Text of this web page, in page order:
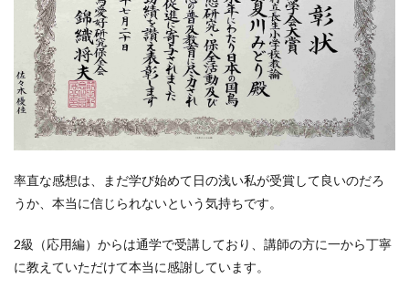
率直な感想は、まだ学び始めて日の浅い私が受賞して良いのだろ
うか、本当に信じられないという気持ちです。
2級（応用編）からは通学で受講しており、講師の方に一から丁寧
に教えていただけて本当に感謝しています。